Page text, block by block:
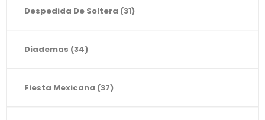
Despedida De Soltera (31)
Diademas (34)
Fiesta Mexicana (37)